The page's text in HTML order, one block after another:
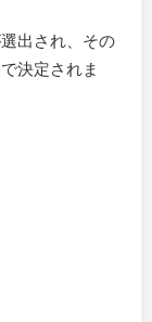
出され、その
決定されま